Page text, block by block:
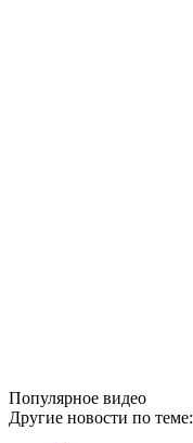
Популярное видео
Другие новости по теме: